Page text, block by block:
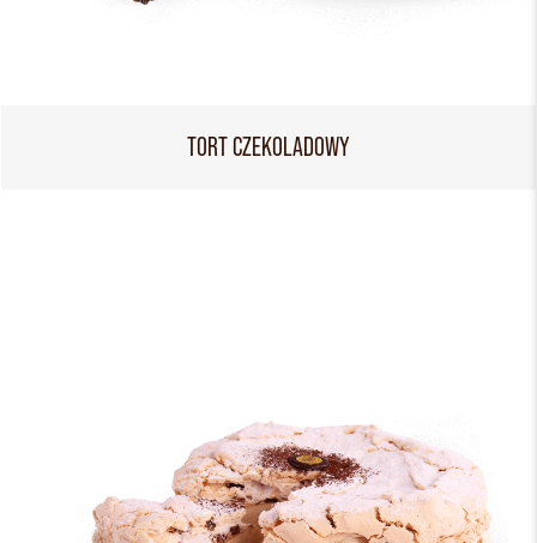
TORT CZEKOLADOWY